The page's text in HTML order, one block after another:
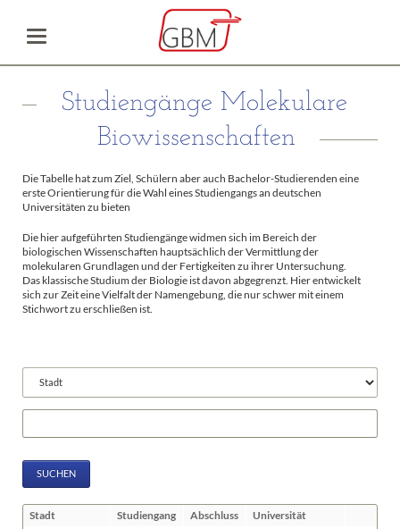
Studiengänge Molekulare
Biowissenschaften
Die Tabelle hat zum Ziel, Schülern aber auch Bachelor-Studierenden eine
erste Orientierung für die Wahl eines Studiengangs an deutschen
Universitäten zu bieten
Die hier aufgeführten Studiengänge widmen sich im Bereich der
biologischen Wissenschaften hauptsächlich der Vermittlung der
molekularen Grundlagen und der Fertigkeiten zu ihrer Untersuchung.
Das klassische Studium der Biologie ist davon abgegrenzt. Hier entwickelt
sich zur Zeit eine Vielfalt der Namengebung, die nur schwer mit einem
Stichwort zu erschließen ist.
Felder
SUCHEN
Stadt Studiengang Abschluss Universität